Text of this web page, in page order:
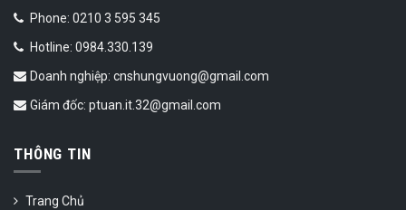
Phone: 0210 3 595 345
Hotline: 0984.330.139
Doanh nghiệp: cnshungvuong@gmail.com
Giám đốc: ptuan.it.32@gmail.com
THÔNG TIN
Trang Chủ